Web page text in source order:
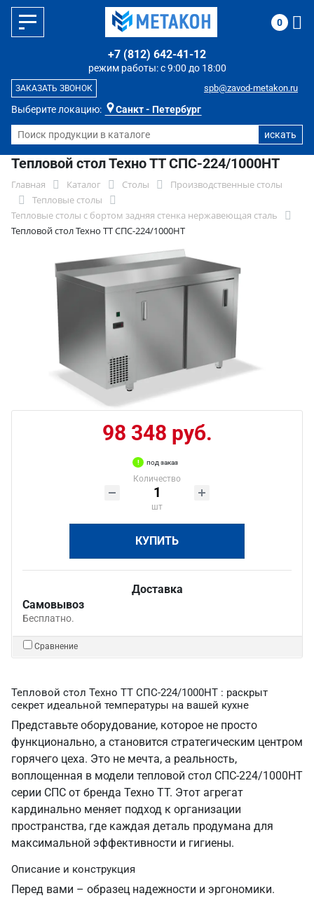
Выберите локацию: Санкт - Петербург
режим работы: с 9:00 до 18:00
+7 (812) 642-41-12
spb@zavod-metakon.ru
ЗАКАЗАТЬ ЗВОНОК
0
Тепловой стол Техно ТТ СПС-224/1000НТ
Главная Каталог Столы
Производственные столы
Тепловые столы
Тепловые столы с бортом задняя стенка нержавеющая сталь
Тепловой стол Техно ТТ СПС-224/1000НТ
98 348 руб.
под заказ
Количество
шт
КУПИТЬ
Доставка
Самовывоз
Бесплатно.
Сравнение
Тепловой стол Техно ТТ СПС-224/1000НТ : раскрыт
секрет идеальной температуры на вашей кухне
Представьте оборудование, которое не просто
функционально, а становится стратегическим центром
горячего цеха. Это не мечта, а реальность,
воплощенная в модели тепловой стол СПС-224/1000НТ
серии СПС от бренда Техно ТТ. Этот агрегат
кардинально меняет подход к организации
пространства, где каждая деталь продумана для
максимальной эффективности и гигиены.
Описание и конструкция
Перед вами – образец надежности и эргономики.